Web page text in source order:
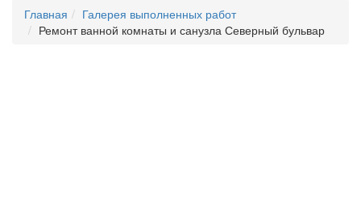
Главная
Галерея выполненных работ
Ремонт ванной комнаты и санузла Северный бульвар